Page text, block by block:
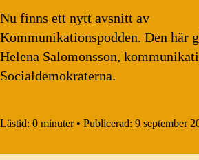
Nu finns ett nytt avsnitt av
Kommunikationspodden. Den här
Helena Salomonsson,
Socialdemokraterna.
Lästid: 0 minuter • Publicerad: 9 september